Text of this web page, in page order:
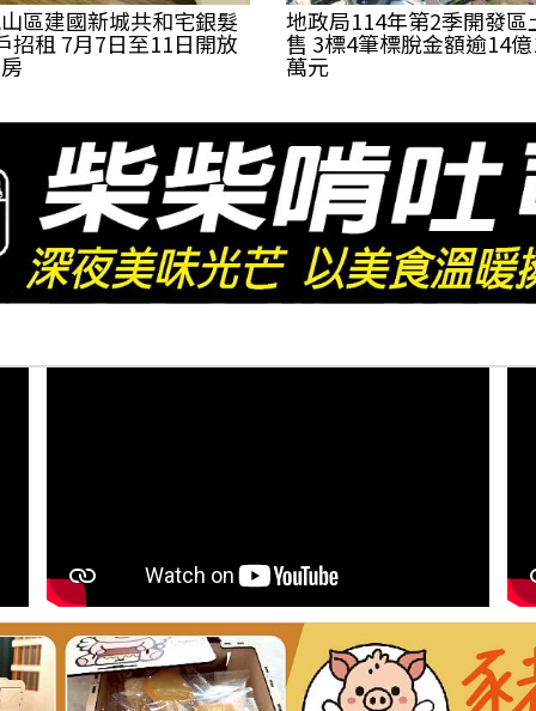
區建國新城共和宅銀髮
招租 7月7日至11日開放
地政局114年第2季開發區
售 3標4筆標脫金額逾14
萬元